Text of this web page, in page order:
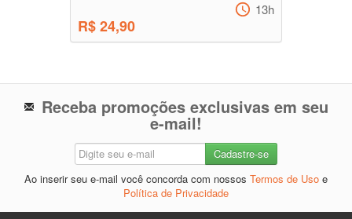
R$ 24,90
13h
Receba promoções exclusivas em seu
e-mail!
Ao inserir seu e-mail você concorda com nossos Termos de Uso e
Política de Privacidade